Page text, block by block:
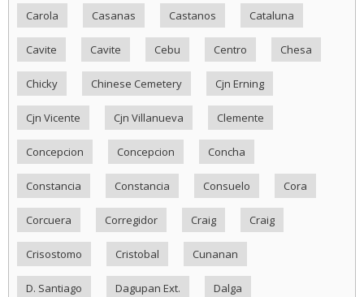
Carola Casanas Castanos Cataluna
Cavite Cavite Cebu Centro Chesa
Chicky Chinese Cemetery Cjn Erning
Cjn Vicente Cjn Villanueva Clemente
Concepcion Concepcion Concha
Constancia Constancia Consuelo Cora
Corcuera Corregidor Craig Craig
Crisostomo Cristobal Cunanan
D. Santiago Dagupan Ext. Dalga